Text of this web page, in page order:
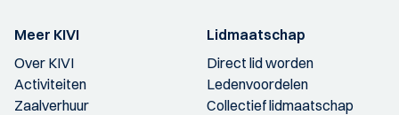
Meer KIVI
Over KIVI
Activiteiten
Zaalverhuur
Lidmaatschap
Direct lid worden
Ledenvoordelen
Collectief lidmaatschap